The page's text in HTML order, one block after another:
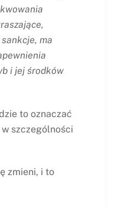
ma
i jej środków
to oznaczać
szczególności
zmieni, i to